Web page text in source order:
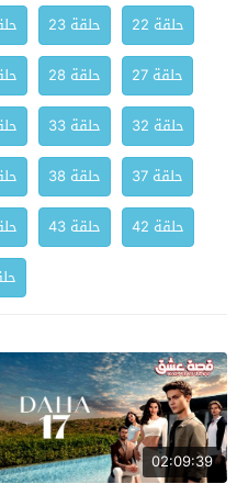
حلقة 22
حلقة 23
حلقة 27
حلقة 28
حلقة 32
حلقة 33
حلقة 37
حلقة 38
حلقة 42
حلقة 43
02:09:39